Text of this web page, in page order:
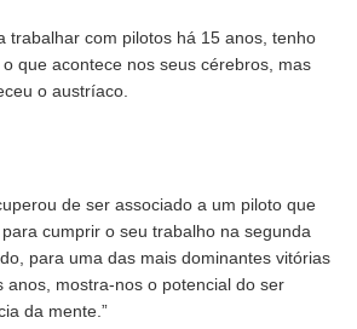
trabalhar com pilotos há 15 anos, tenho
que acontece nos seus cérebros, mas
o austríaco.
de ser associado a um piloto que
cumprir o seu trabalho na segunda
para uma das mais dominantes vitórias
anos, mostra-nos o potencial do ser
da mente.”